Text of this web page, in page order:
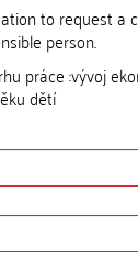
to request a
person.
práce :vývoj
dětí